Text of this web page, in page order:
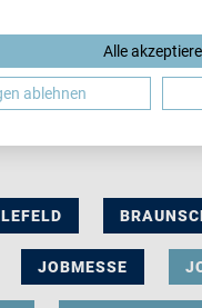
JOBMESSE
Alle
ablehnen